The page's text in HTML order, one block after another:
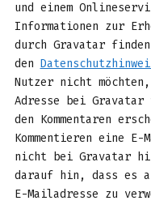
und einem
Informationen zur
durch Gravatar
den
Nutzer nicht
Adresse bei
den Kommentaren
Kommentieren eine
nicht bei Gravatar
darauf hin, dass es
E-Mailadresse zu